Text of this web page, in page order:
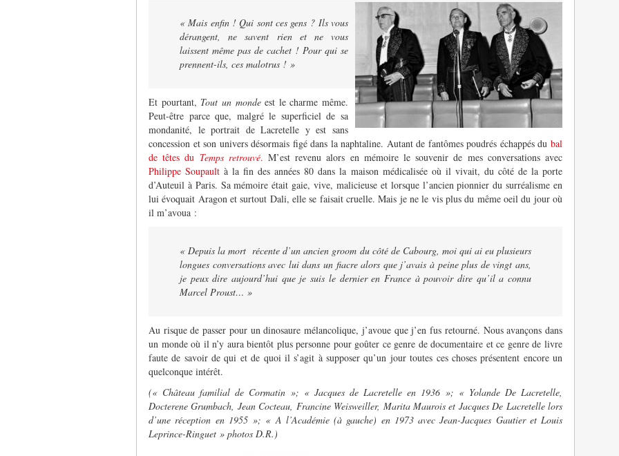
« Mais enfin ! Qui sont ces gens ? Ils vous
dérangent, ne savent rien et ne vous
laissent même pas de cachet ! Pour qui se
prennent-ils, ces malotrus ! »
Et pourtant, Tout un mondeest le charme même.
Peut-être parce que, malgré le superficiel de sa
mondanité, le portrait de Lacretelle y est sans
concession et son univers désormais figé dans la naphtaline. Autant de fantômes poudrés échappés du bal
de têtes du Temps retrouvé. M’est revenu alors en mémoire le souvenir de mes conversations avec
Philippe Soupault à la fin des années 80 dans la maison médicalisée où il vivait, du côté de la porte
d’Auteuil à Paris. Sa mémoire était gaie, vive, malicieuse et lorsque l’ancien pionnier du surréalisme en
lui évoquait Aragon et surtout Dali, elle se faisait cruelle. Mais je ne le vis plus du même oeil du jour où
il m’avoua :
« Depuis la mort récente d’un ancien groom du côté de Cabourg, moi qui ai eu plusieurs
longues conversations avec lui dans un fiacre alors que j’avais à peine plus de vingt ans,
je peux dire aujourd’hui que je suis le dernier en France à pouvoir dire qu’il a connu
Marcel Proust… »
Au risque de passer pour un dinosaure mélancolique, j’avoue que j’en fus retourné. Nous avançons dans
un monde où il n’y aura bientôt plus personne pour goûter ce genre de documentaire et ce genre de livre
faute de savoir de qui et de quoi il s’agit à supposer qu’un jour toutes ces choses présentent encore un
quelconque intérêt.
(« Château familial de Cormatin »; « Jacques de Lacretelle en 1936 »; « Yolande De Lacretelle,
Docterene Grumbach, Jean Cocteau, Francine Weisweiller, Marita Maurois et Jacques De Lacretelle lors
d’une réception en 1955 »; « A l’Académie (à gauche) en 1973 avec Jean-Jacques Gautier et Louis
Leprince-Ringuet » photos D.R.)